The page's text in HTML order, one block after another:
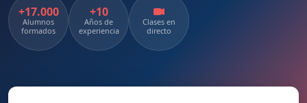
+17.000
Alumnos
formados
+10
Años de
experiencia
Clases en
directo